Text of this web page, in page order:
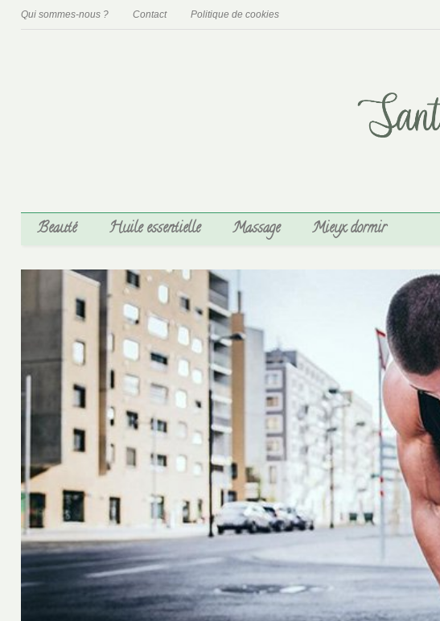
Qui sommes-nous ? Contact Politique de cookies
Beauté Huile essentielle Massage Mieux dormir
ou du
corps
Oscar 1 juillet 2021
Pourquoi devriez-vous cultiver
l’habitude de boire du thé bio ?